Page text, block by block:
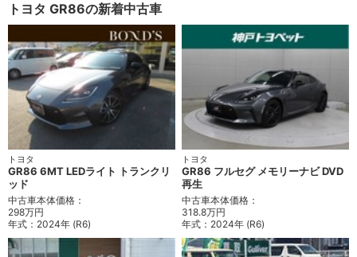
トヨタ GR86の新着中古車
トヨタ
GR86 6MT LEDライト トランクリ
ッド
中古車本体価格：
298万円
年式： 2024年 (R6)
トヨタ
GR86 フルセグ メモリーナビ DVD
再生
中古車本体価格：
318.8万円
年式： 2024年 (R6)